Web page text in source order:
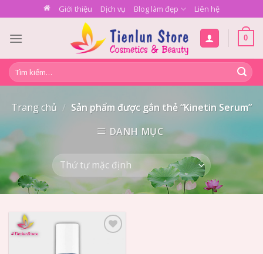
to
content
Giới thiệu Dịch vụ Blog làm đẹp Liên hệ
0
Tìm
kiếm:
Trang chủ / Sản phẩm được gắn thẻ “Kinetin Serum”
DANH MỤC